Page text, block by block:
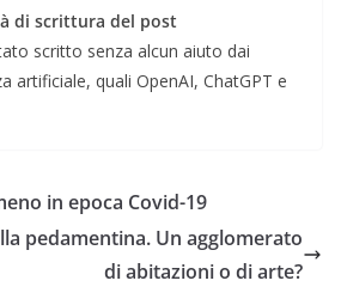
di scrittura del post
scritto senza alcun aiuto dai
artificiale, quali OpenAI, ChatGPT e
in epoca Covid-19
pedamentina. Un agglomerato
di abitazioni o di arte?